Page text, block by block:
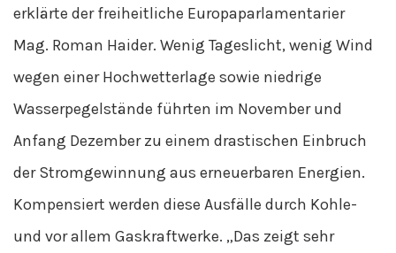
erklärte der freiheitliche Europaparlamentarier
Mag. Roman Haider. Wenig Tageslicht, wenig Wind
wegen einer Hochwetterlage sowie niedrige
Wasserpegelstände führten im November und
Anfang Dezember zu einem drastischen Einbruch
der Stromgewinnung aus erneuerbaren Energien.
Kompensiert werden diese Ausfälle durch Kohle-
und vor allem Gaskraftwerke. „Das zeigt sehr